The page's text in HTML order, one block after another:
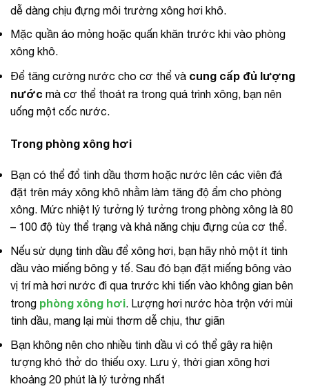
dễ dàng chịu đựng môi trường xông hơi khô.
Mặc quần áo mỏng hoặc quấn khăn trước khi vào phòng
xông khô.
Để tăng cường nước cho cơ thể và cung cấp đủ lượng
nước mà cơ thể thoát ra trong quá trình xông, bạn nên
uống một cốc nước.
Trong phòng xông hơi
Bạn có thể đổ tinh dầu thơm hoặc nước lên các viên đá
đặt trên máy xông khô nhằm làm tăng độ ẩm cho phòng
xông. Mức nhiệt lý tưởng lý tưởng trong phòng xông là 80
– 100 độ tùy thể trạng và khả năng chịu đựng của cơ thể.
Nếu sử dụng tinh dầu để xông hơi, bạn hãy nhỏ một ít tinh
dầu vào miếng bông y tế. Sau đó bạn đặt miếng bông vào
vị trí mà hơi nước đi qua trước khi tiến vào không gian bên
trong phòng xông hơi. Lượng hơi nước hòa trộn với mùi
tinh dầu, mang lại mùi thơm dễ chịu, thư giãn
Bạn không nên cho nhiều tinh dầu vì có thể gây ra hiện
tượng khó thở do thiếu oxy. Lưu ý, thời gian xông hơi
khoảng 20 phút là lý tưởng nhất